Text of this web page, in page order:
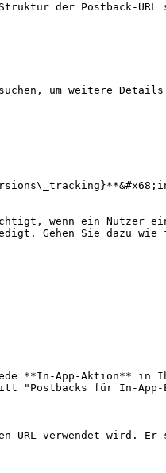
der Postback-
um weitere Details
wenn ein Nutzer
Gehen Sie dazu
jede **In-App-Aktion**
"Postbacks für In-App-
URL verwendet wird.